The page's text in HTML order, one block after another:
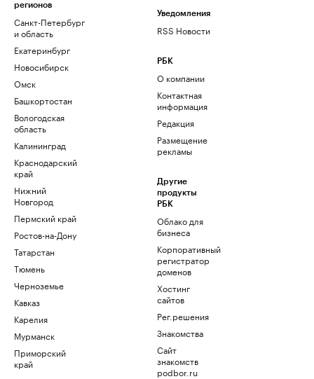
регионов
Санкт-Петербург
и область
Екатеринбург
Новосибирск
Омск
Башкортостан
Вологодская
область
Калининград
Краснодарский
край
Нижний
Новгород
Пермский край
Ростов-на-Дону
Татарстан
Тюмень
Черноземье
Кавказ
Карелия
Мурманск
Приморский
край
Уведомления
RSS Новости
РБК
О компании
Контактная
информация
Редакция
Размещение
рекламы
Другие
продукты
РБК
Облако для
бизнеса
Корпоративный
регистратор
доменов
Хостинг
сайтов
Рег.решения
Знакомства
Сайт
знакомств
podbor.ru